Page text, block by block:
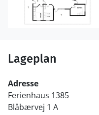
Lageplan
Adresse
Ferienhaus 1385
Blåbærvej 1 A